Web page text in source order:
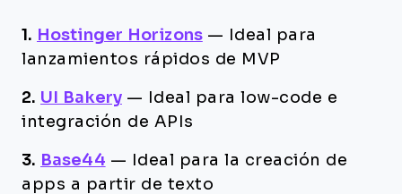
1. Hostinger Horizons —
Ideal para
lanzamientos rápidos de MVP
2. UI Bakery —
Ideal para low-code e
integración de APIs
3. Base44 —
Ideal para la creación de
apps a partir de texto